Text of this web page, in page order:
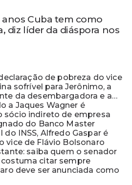
anos Cuba tem como
diz líder da diáspora nos
de pobreza do vice
sofrível para Jerônimo, a
da desembargadora e a
o MP baiano
a Jaques Wagner é
sócio indireto de empresa
do Banco Master
do INSS, Alfredo Gaspar é
vice de Flávio Bolsonaro
saiba quem o senador
citar sempre
deve ser anunciada como